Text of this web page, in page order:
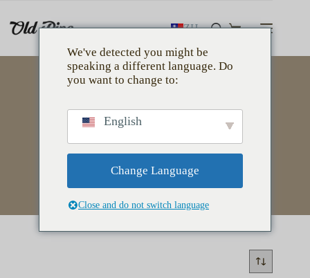
至
要
ZH
車
We've detected you might be
speaking a different language. Do
you want to change to:
English
Change Language
Close and do not switch language